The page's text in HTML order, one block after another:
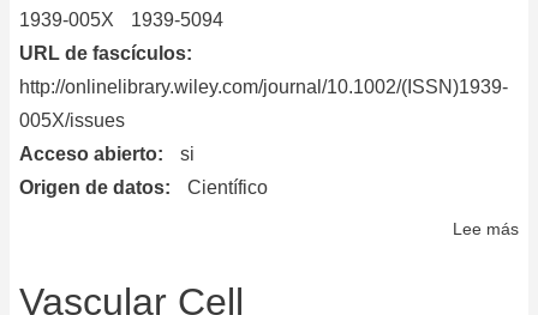
1939-005X
1939-5094
URL de fascículos
http://onlinelibrary.wiley.com/journal/10.1002/(ISSN)1939-
005X/issues
Acceso abierto
si
Origen de datos
Científico
Lee más
Vascular Cell